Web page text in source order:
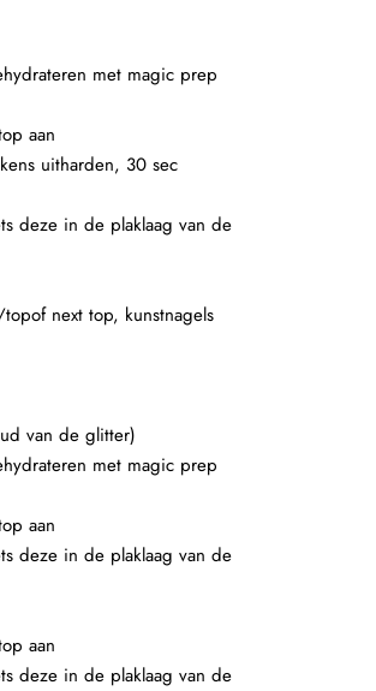
met magic prep
aan
uitharden, 30 sec
deze in de plaklaag van de
next top, kunstnagels
van de glitter)
met magic prep
aan
deze in de plaklaag van de
aan
deze in de plaklaag van de